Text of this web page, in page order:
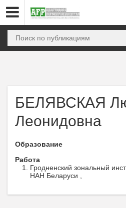
БЕЛЯВСКАЯ
Леонидовна
Образование
Работа
Гродненский зональный
НАН Беларуси ,